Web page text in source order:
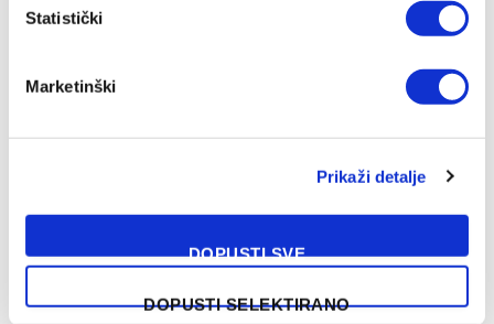
Statistički
Marketinški
Prikaži detalje
DOPUSTI SVE
DOPUSTI SELEKTIRANO